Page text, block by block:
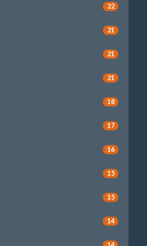
22
21
21
21
18
17
16
15
15
14